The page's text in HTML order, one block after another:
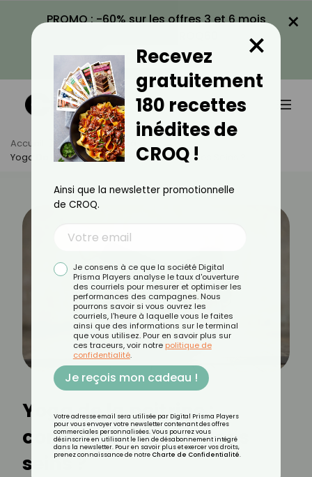
PROMO : -60% sur les offres 3 et 6 mois
VOIR LA PROMO
×
Accueil Actus
Beauté
Yoga De La Poitrine : Comment Raffermir Ses Seins ?
Yoga de la poitrine :
comment raffermir ses
seins ?
Recevez
gratuitement
180 recettes
inédites de
CROQ !
×
Ainsi que la newsletter promotionnelle
de CROQ.
Je consens à ce que la société Digital
Prisma Players analyse le taux d'ouverture
des courriels pour mesurer et optimiser les
performances des campagnes. Nous
pourrons savoir si vous ouvrez les
courriels, l'heure à laquelle vous le faites
ainsi que des informations sur le terminal
que vous utilisez. Pour en savoir plus sur
ces traceurs, voir notre politique de
confidentialité.
Je reçois mon cadeau !
Votre adresse email sera utilisée par Digital Prisma Players
pour vous envoyer votre newsletter contenant des offres
commerciales personnalisées. Vous pourrez vous
désinscrire en utilisant le lien de désabonnement intégré
dans la newsletter. Pour en savoir plus et exercer vos droits,
prenez connaissance de notre Charte de Confidentialité.